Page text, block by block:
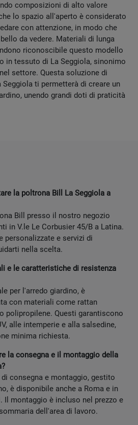
composizioni di alto valore
lo spazio all'aperto è considerato
con attenzione, in modo che
da vedere. Materiali di lunga
riconoscibile questo modello
in tessuto di La Seggiola, sinonimo
settore. Questa soluzione di
ti permetterà di creare un
unendo grandi doti di praticità
la poltrona Bill La Seggiola a
Bill presso il nostro negozio
in V.le Le Corbusier 45/B a Latina.
personalizzate e servizi di
nella scelta.
e le caratteristiche di resistenza
per l'arredo giardino, è
con materiali come rattan
polipropilene. Questi garantiscono
alle intemperie e alla salsedine,
minima richiesta.
la consegna e il montaggio della
consegna e montaggio, gestito
è disponibile anche a Roma e in
montaggio è incluso nel prezzo e
dell'area di lavoro.